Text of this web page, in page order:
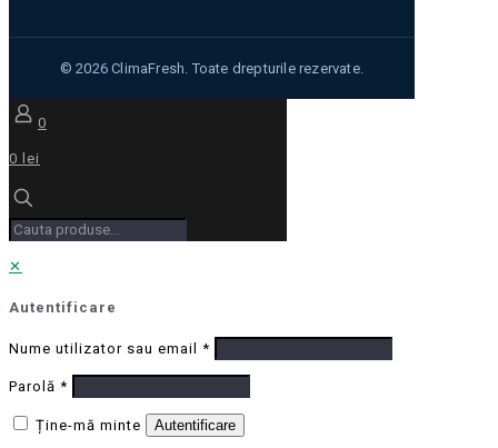
0
0 lei
✕
Autentificare
Nume utilizator sau email *
Parolă *
Ține-mă minte Autentificare